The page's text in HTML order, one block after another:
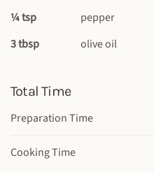
¼ tsp
pepper
3 tbsp
olive oil
Total Time
Preparation Time
Cooking Time